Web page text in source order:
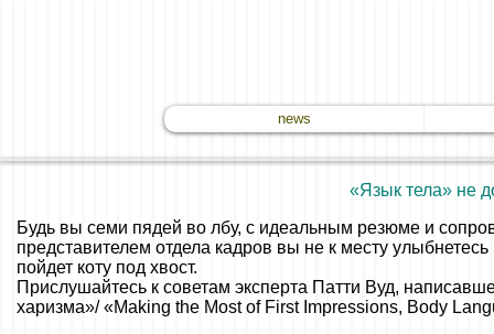
news
«Язык тела» не
Будь вы семи пядей во лбу, с идеальным резюме и
представителем отдела кадров вы не к месту
пойдет коту под хвост.
Прислушайтесь к советам эксперта Патти Вуд,
харизма»/ «Making the Most of First Impressions, Body